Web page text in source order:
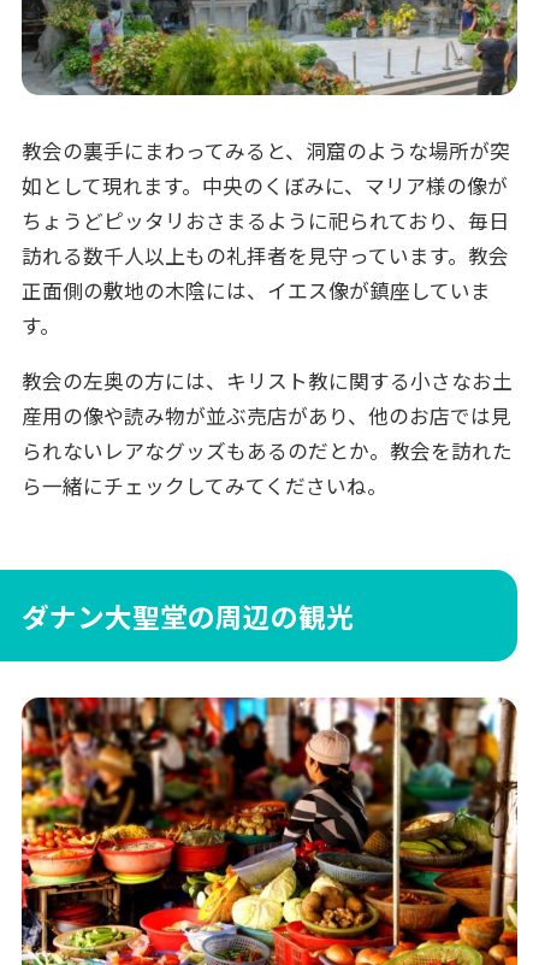
教会の裏手にまわってみると、洞窟のような場所が突
如として現れます。中央のくぼみに、マリア様の像が
ちょうどピッタリおさまるように祀られており、毎日
訪れる数千人以上もの礼拝者を見守っています。教会
正面側の敷地の木陰には、イエス像が鎮座していま
す。
教会の左奥の方には、キリスト教に関する小さなお土
産用の像や読み物が並ぶ売店があり、他のお店では見
られないレアなグッズもあるのだとか。教会を訪れた
ら一緒にチェックしてみてくださいね。
ダナン大聖堂の周辺の観光